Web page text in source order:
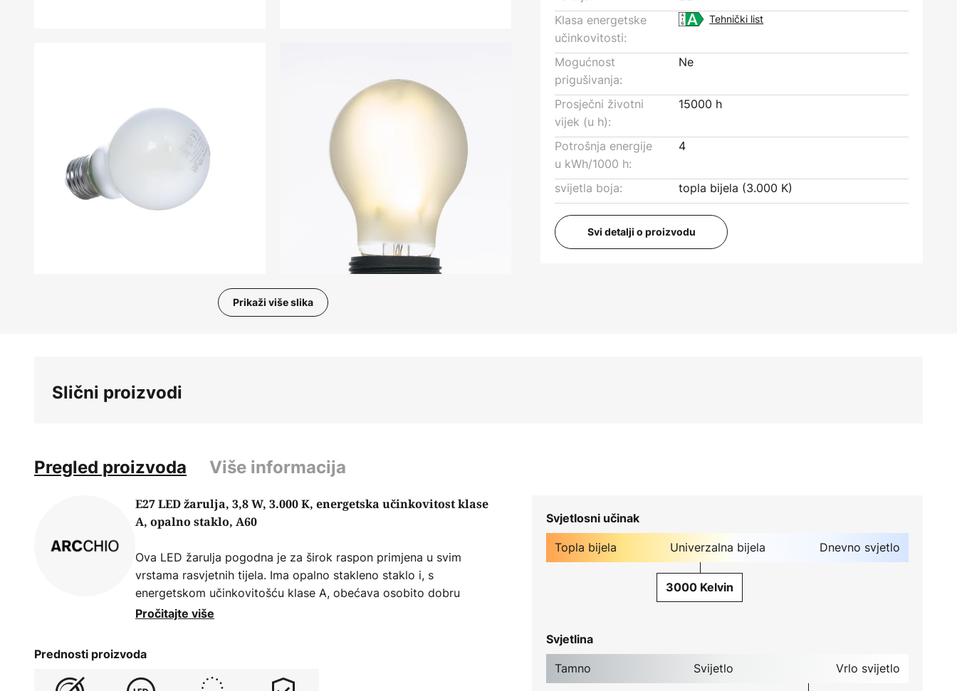
Prikaži više slika
Klasa energetske
učinkovitosti:
Tehnički list
Mogućnost
prigušivanja:
Ne
Prosječni životni
vijek (u h):
15000 h
Potrošnja energije
u kWh/1000 h:
4
svijetla boja: topla bijela (3.000 K)
Svi detalji o proizvodu
Slični proizvodi
Pregled proizvoda Više informacija
E27 LED žarulja, 3,8 W, 3.000 K, energetska učinkovitost klase
A, opalno staklo, A60
Ova LED žarulja pogodna je za širok raspon primjena u svim
vrstama rasvjetnih tijela. Ima opalno stakleno staklo i, s
energetskom učinkovitošću klase A, obećava osobito dobru
svjetlosnu učinkovitost.
Tehničke specifikacije:
- topla bijela (3.000 K)
Pročitajte više
Prednosti proizvoda
Svjetlosni učinak
Topla bijela Univerzalna bijela Dnevno svjetlo
3000 Kelvin
Svjetlina
Tamno Svijetlo Vrlo svijetlo